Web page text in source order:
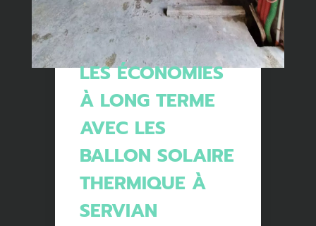
LES ÉCONOMIES
À LONG TERME
AVEC LES
BALLON SOLAIRE
THERMIQUE À
SERVIAN